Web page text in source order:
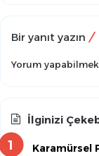
Bir yanıt yazın
Yorum
İlginizi
Karamürsel